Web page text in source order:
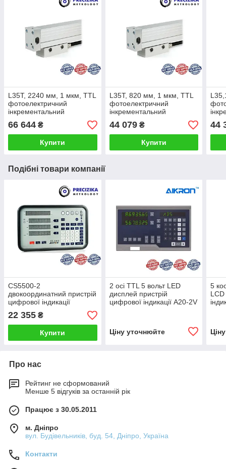
L35T, 2240 мм, 1 мкм, TTL
фотоелектричний
інкрементальний
перетворювач
66 644 ₴
Купити
L35T, 820 мм, 1 мкм, TTL
фотоелектричний
інкрементальний
перетворювач
44 079₴
Купити
44
Подібні товари компанії
CS5500-2
двокоординатний пристрій
цифрової індикації
22 355 ₴
Купити
2 осі TTL 5 вольт LЕD
дисплей пристрій
цифрової індикації A20-2V
Ціну уточнюйте
5
LCD
Про нас
Рейтинг не сформований
Менше 5 відгуків за останній рік
Працює з 30.05.2011
м. Дніпро
вул. Будівельників, буд. 54, Дніпро, Україна
Контакти